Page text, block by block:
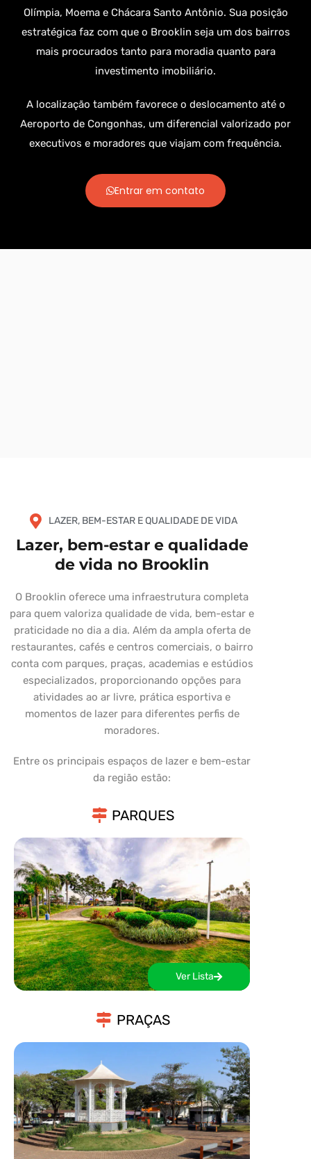
Olímpia, Moema e Chácara Santo Antônio. Sua posição
estratégica faz com que o Brooklin seja um dos bairros
mais procurados tanto para moradia quanto para
investimento imobiliário.
A localização também favorece o deslocamento até o
Aeroporto de Congonhas, um diferencial valorizado por
executivos e moradores que viajam com frequência.
Entrar em contato
LAZER, BEM-ESTAR E QUALIDADE DE VIDA
Lazer, bem-estar e qualidade
de vida no Brooklin
O Brooklin oferece uma infraestrutura completa
para quem valoriza qualidade de vida, bem-estar e
praticidade no dia a dia. Além da ampla oferta de
restaurantes, cafés e centros comerciais, o bairro
conta com parques, praças, academias e estúdios
especializados, proporcionando opções para
atividades ao ar livre, prática esportiva e
momentos de lazer para diferentes perfis de
moradores.
Entre os principais espaços de lazer e bem-estar
da região estão:
PARQUES
Ver Lista
PRAÇAS